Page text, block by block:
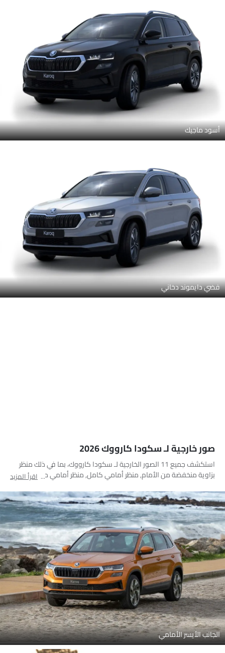
أسود ماجيك
فضي دايموند دخاني
صور خارجية لـ سكودا كارووك 2026
استكشف جميع 11 الصور الخارجية لـ سكودا كارووك، بما في ذلك منظر
بزاوية منخفضة من الأمام, منظر أمامي كامل, منظر أمامي متوسط,
قضبان السقف, مقبض الباب, منظر متوسط الزاوية الأمامية
اقرأ المزيد
الجانب الأيسر الأمامي